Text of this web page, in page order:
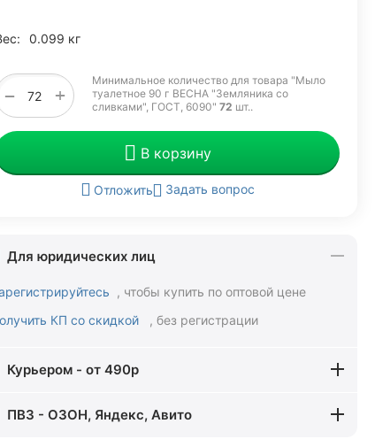
0.099 кг
+
−
Минимальное количество для товара "Мыло
туалетное 90 г ВЕСНА "Земляника со
сливками", ГОСТ, 6090" 72 шт..
В корзину
Отложить Задать вопрос
Для юридических лиц
, чтобы купить по оптовой цене
КП со скидкой
, без регистрации
Курьером - от 490р
ПВЗ - ОЗОН, Яндекс, Авито